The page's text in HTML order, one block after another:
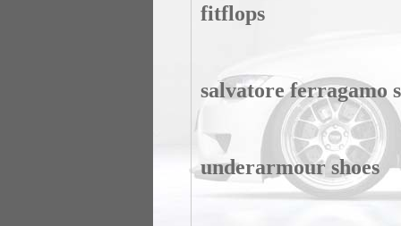
fitflops
salvatore ferragamo
underarmour shoes